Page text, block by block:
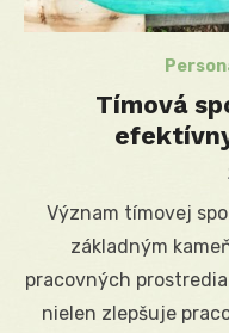
Tímová
Význam tímovej
základným
pracovných
nielen zlepšuje